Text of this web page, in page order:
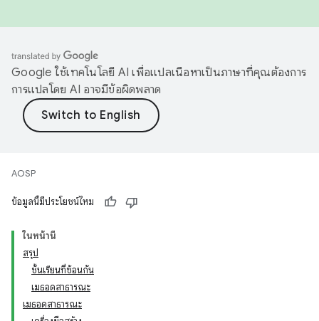
Google ใช้เทคโนโลยี AI เพื่อแปลเนื้อหาเป็นภาษาที่คุณต้องการ
การแปลโดย AI อาจมีข้อผิดพลาด
AOSP
ข้อมูลนี้มีประโยชน์ไหม
ในหน้านี้
สรุป
ชั้นเรียนที่ซ้อนกัน
เมธอดสาธารณะ
เมธอดสาธารณะ